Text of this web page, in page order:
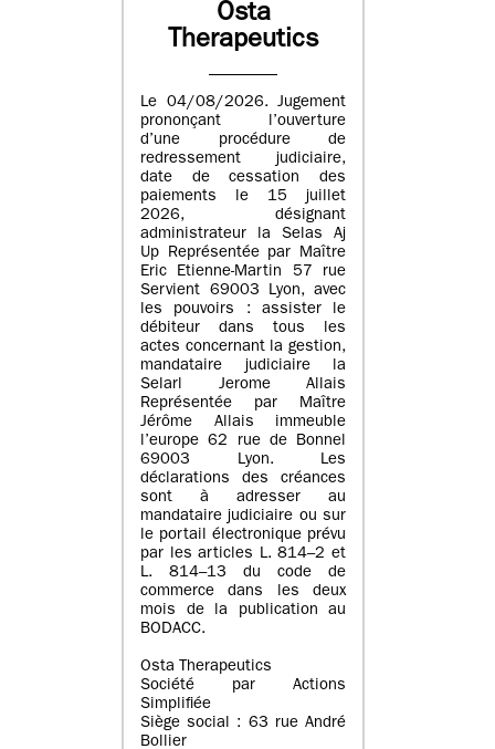
Osta
Therapeutics
Le 04/08/2026. Jugement
prononçant l’ouverture
d’une procédure de
redressement judiciaire,
date de cessation des
paiements le 15 juillet
2026, désignant
administrateur la Selas Aj
Up Représentée par Maître
Eric Etienne-Martin 57 rue
Servient 69003 Lyon, avec
les pouvoirs : assister le
débiteur dans tous les
actes concernant la gestion,
mandataire judiciaire la
Selarl Jerome Allais
Représentée par Maître
Jérôme Allais immeuble
l’europe 62 rue de Bonnel
69003 Lyon. Les
déclarations des créances
sont à adresser au
mandataire judiciaire ou sur
le portail électronique prévu
par les articles L. 814–2 et
L. 814–13 du code de
commerce dans les deux
mois de la publication au
BODACC.
Osta Therapeutics
Société par Actions
Simplifiée
Siège social : 63 rue André
Bollier